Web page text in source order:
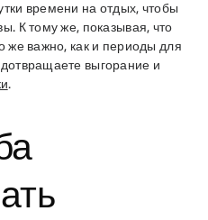
времени на отдых, чтобы
К тому же, показывая, что
же важно, как и периоды для
выгорание и
.